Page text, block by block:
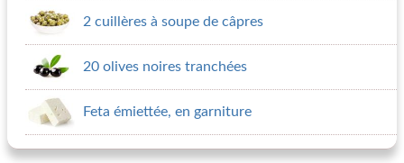
2 cuillères à soupe de câpres
20 olives noires tranchées
Feta émiettée, en garniture